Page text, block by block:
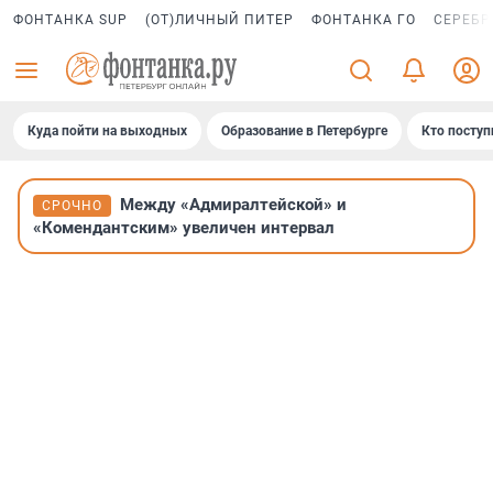
ФОНТАНКА SUP (ОТ)ЛИЧНЫЙ ПИТЕР ФОНТАНКА ГО
Куда пойти на выходных Образование в Петербурге Кто
СРОЧНО
Между «Адмиралтейской» и
«Комендантским» увеличен интервал